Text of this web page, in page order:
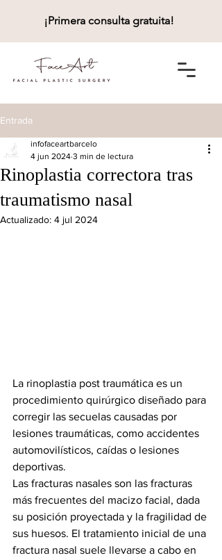
¡Primera consulta gratuita!
Entrada
Rinoplastia correctora tras
traumatismo nasal
infofaceartbarcelo
4 jun 2024 3 min de lectura
Actualizado: 4 jul 2024
La rinoplastia post traumática es un
procedimiento quirúrgico diseñado para
corregir las secuelas causadas por
lesiones traumáticas, como accidentes
automovilísticos, caídas o lesiones
deportivas.
Las fracturas nasales son las fracturas
más frecuentes del macizo facial, dada
su posición proyectada y la fragilidad de
sus huesos. El tratamiento inicial de una
fractura nasal suele llevarse a cabo en